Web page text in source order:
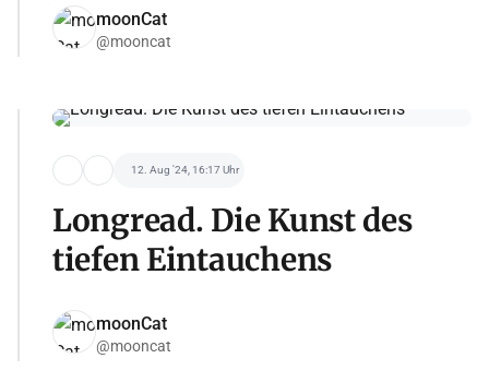
moonCat
@mooncat
12. Aug '24, 16:17 Uhr
Longread. Die Kunst des
tiefen Eintauchens
moonCat
@mooncat